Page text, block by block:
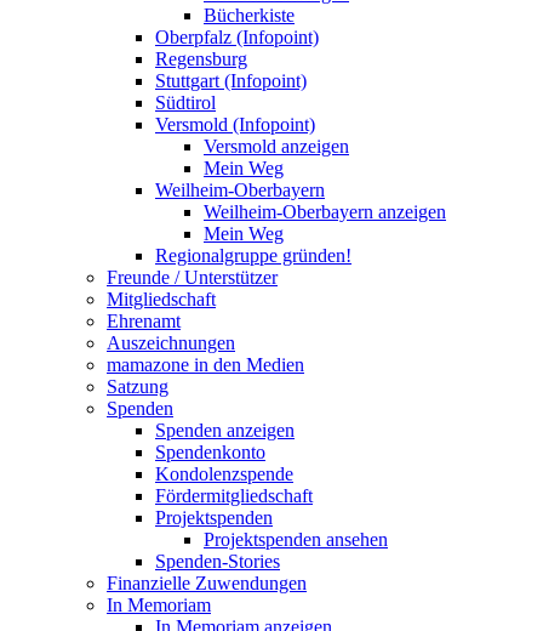
Bücherkiste
Oberpfalz (Infopoint)
Regensburg
Stuttgart (Infopoint)
Südtirol
Versmold (Infopoint)
Versmold anzeigen
Mein Weg
Weilheim-Oberbayern
Weilheim-Oberbayern anzeigen
Mein Weg
Regionalgruppe gründen!
Freunde / Unterstützer
Mitgliedschaft
Ehrenamt
Auszeichnungen
mamazone in den Medien
Satzung
Spenden
Spenden anzeigen
Spendenkonto
Kondolenzspende
Fördermitgliedschaft
Projektspenden
Projektspenden ansehen
Spenden-Stories
Finanzielle Zuwendungen
In Memoriam
In Memoriam anzeigen